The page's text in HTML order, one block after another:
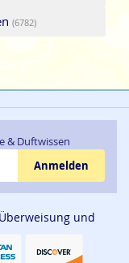
(6782)
& Duftwissen
Anmelden
und